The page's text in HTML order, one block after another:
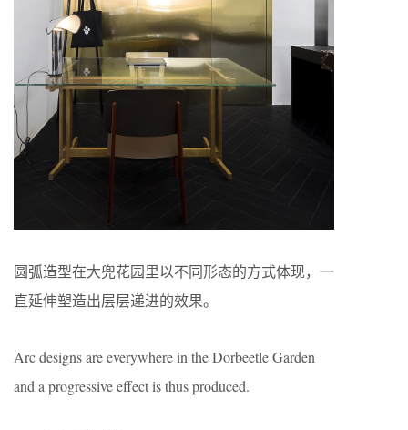
圆弧造型在大兜花园里以不同形态的方式体现，一
直延伸塑造出层层递进的效果。
Arc designs are everywhere in the Dorbeetle Garden
and a progressive effect is thus produced.